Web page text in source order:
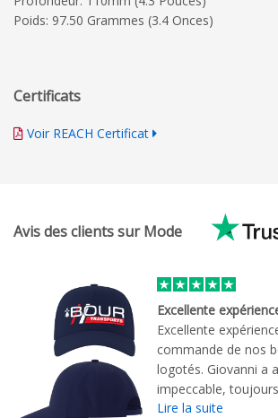
Poids: 97.50 Grammes (3.4 Onces)
Certificats
Voir REACH Certificat
Avis des clients sur Mode
Excellente
commande de nos
logotés. Giovanni a
impeccable,
l'écoute. Rien à
Lire la suite